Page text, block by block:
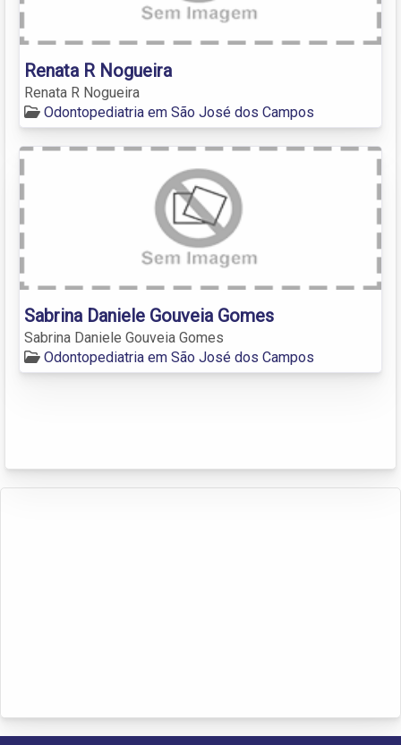
Renata R Nogueira
Renata R Nogueira
Odontopediatria em São José dos Campos
Sabrina Daniele Gouveia Gomes
Sabrina Daniele Gouveia Gomes
Odontopediatria em São José dos Campos